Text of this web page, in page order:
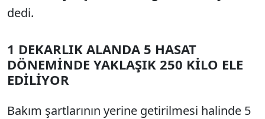
dedi.
1 DEKARLIK ALANDA 5 HASAT
DÖNEMİNDE YAKLAŞIK 250 KİLO ELE
EDİLİYOR
Bakım şartlarının yerine getirilmesi halinde 5